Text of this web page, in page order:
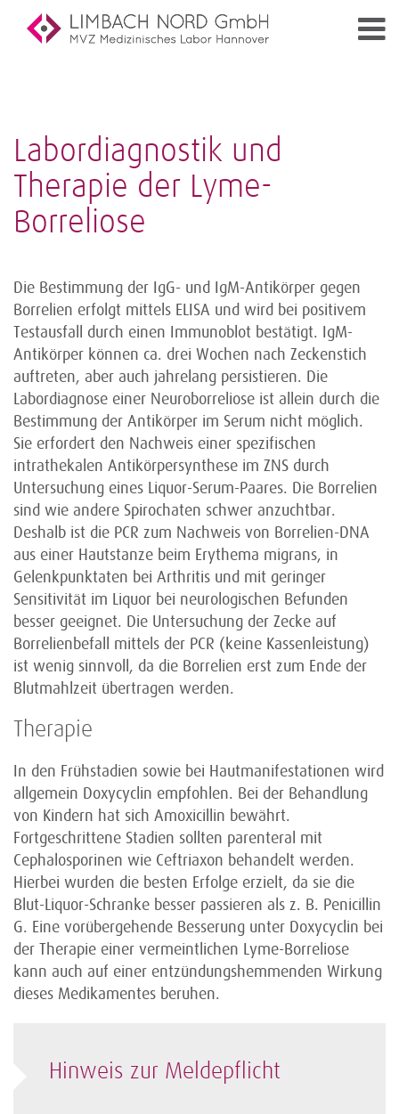
Labordiagnostik und
Therapie der Lyme-
Borreliose
Die Bestimmung der IgG- und IgM-Antikörper gegen
Borrelien erfolgt mittels ELISA und wird bei positivem
Testausfall durch einen Immunoblot bestätigt. IgM-
Antikörper können ca. drei Wochen nach Zeckenstich
auftreten, aber auch jahrelang persistieren. Die
Labordiagnose einer Neuroborreliose ist allein durch die
Bestimmung der Antikörper im Serum nicht möglich.
Sie erfordert den Nachweis einer spezifischen
intrathekalen Antikörpersynthese im ZNS durch
Untersuchung eines Liquor-Serum-Paares. Die Borrelien
sind wie andere Spirochaten schwer anzuchtbar.
Deshalb ist die PCR zum Nachweis von Borrelien-DNA
aus einer Hautstanze beim Erythema migrans, in
Gelenkpunktaten bei Arthritis und mit geringer
Sensitivität im Liquor bei neurologischen Befunden
besser geeignet. Die Untersuchung der Zecke auf
Borrelienbefall mittels der PCR (keine Kassenleistung)
ist wenig sinnvoll, da die Borrelien erst zum Ende der
Blutmahlzeit übertragen werden.
Therapie
In den Frühstadien sowie bei Hautmanifestationen wird
allgemein Doxycyclin empfohlen. Bei der Behandlung
von Kindern hat sich Amoxicillin bewährt.
Fortgeschrittene Stadien sollten parenteral mit
Cephalosporinen wie Ceftriaxon behandelt werden.
Hierbei wurden die besten Erfolge erzielt, da sie die
Blut-Liquor-Schranke besser passieren als z. B. Penicillin
G. Eine vorübergehende Besserung unter Doxycyclin bei
der Therapie einer vermeintlichen Lyme-Borreliose
kann auch auf einer entzündungshemmenden Wirkung
dieses Medikamentes beruhen.
Hinweis zur Meldepflicht